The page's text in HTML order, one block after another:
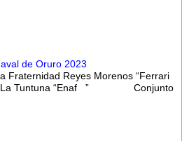
de Oruro 2023
Fraternidad Reyes Morenos “Ferrari
De La Tuntuna “Enaf ” Conjunto